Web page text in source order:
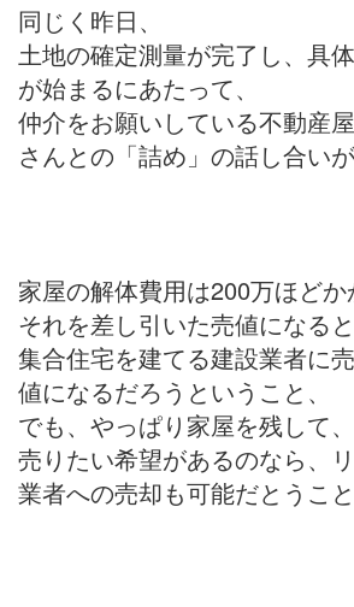
同じく昨日、
土地の確定測量が完了し、具
が始まるにあたって、
仲介をお願いしている不動産
さんとの「詰め」の話し合い
家屋の解体費用は200万ほどか
それを差し引いた売値になると
集合住宅を建てる建設業者に
値になるだろうということ、
でも、やっぱり家屋を残して
売りたい希望があるのなら、
業者への売却も可能だとうこと